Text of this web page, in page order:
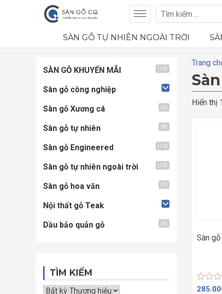
SÀN GỖ TỰ NHIÊN NGOÀI TRỜI
Trang
Hiển thị
Sàn
Được
SÀN GỖ KHUYẾN MÃI (10)
Sàn gỗ công nghiệp
Sàn gỗ Xương cá (6)
Sàn gỗ tự nhiên (8)
Sàn gỗ Engineered (10)
Sàn gỗ tự nhiên ngoài trời (10)
Sàn gỗ hoa văn (5)
Nội thất gỗ Teak
Dầu bảo quản gỗ (8)
TÌM KIẾM